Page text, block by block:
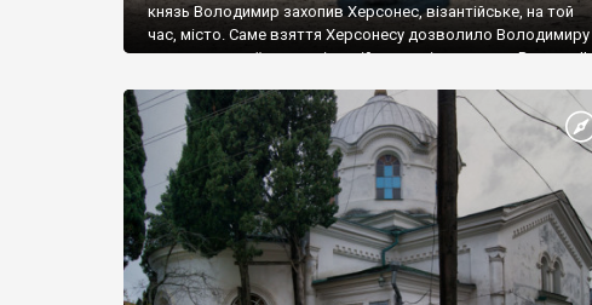
князь Володимир захопив Херсонес, візантійське, на той
час, місто. Саме взяття Херсонесу дозволило Володимиру
диктувати свої умови візантійському імператору Василю ІІ,
Херсонесі Володимир-язичник, став Василем-
християнином. А потім було Хрещення Русі. На честь
Херсонесу Таврійського названо місто […]